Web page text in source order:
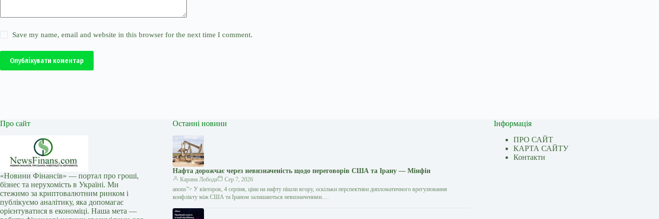
Save my name, email and website in this browser for the next time I comment.
Опублікувати коментар
Про сайт
«Новини Фінансів» — портал про гроші,
бізнес та нерухомість в Україні. Ми
стежимо за криптовалютним ринком і
публікуємо аналітику, яка допомагає
орієнтуватися в економіці. Наша мета —
Останні новини
Нафта дорожчає через невизначеність щодо переговорів США та Ірану — Мінфін
Карина Лобода
Сер 7, 2026
anons”> У вівторок, 4 серпня, ціни на нафту пішли вгору, оскільки перспективи дипломатичного врегулювання
конфлікту між США та Іраном залишаються невизначеними.…
Інформація
ПРО САЙТ
КАРТА САЙТУ
Контакти